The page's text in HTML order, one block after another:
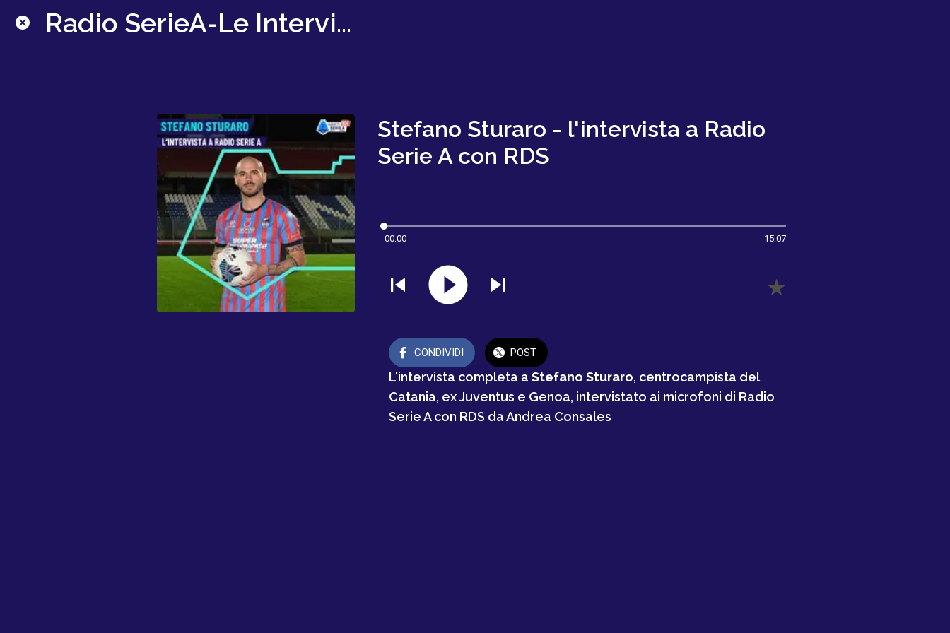
Radio SerieA-Le Interviste
Stefano Sturaro - l'intervista a Radio
Serie A con RDS
00:00 15:07
CONDIVIDI POST
L'intervista completa a Stefano Sturaro, centrocampista del
Catania, ex Juventus e Genoa, intervistato ai microfoni di Radio
Serie A con RDS da Andrea Consales